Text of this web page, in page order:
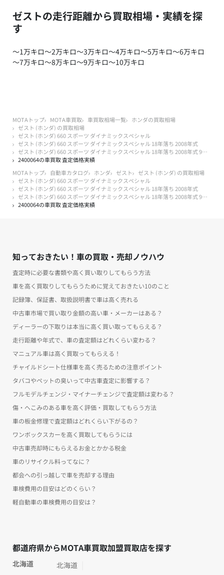
ゼストの走行距離から買取相場・実績を探
す
～1万キロ～2万キロ～3万キロ～4万キロ～5万キロ～6万キロ
～7万キロ～8万キロ～9万キロ～10万キロ
MOTAトップ MOTA車買取 車買取相場一覧
ホンダの買取相場
ゼスト (ホンダ) の買取相場
ゼスト (ホンダ) 660 スポーツ ダイナミックスペシャル
ゼスト (ホンダ) 660 スポーツ ダイナミックスペシャル 18年落ち 2008年式
ゼスト (ホンダ) 660 スポーツ ダイナミックスペシャル 18年落ち 2008年式 9万キロ以下
2400064の車買取 査定価格実績
MOTAトップ
自動車カタログ ホンダ ゼスト
ゼスト (ホンダ) の買取相場
ゼスト (ホンダ) 660 スポーツ ダイナミックスペシャル
ゼスト (ホンダ) 660 スポーツ ダイナミックスペシャル 18年落ち 2008年式
ゼスト (ホンダ) 660 スポーツ ダイナミックスペシャル 18年落ち 2008年式 9万キロ以下
2400064の車買取 査定価格実績
知っておきたい！車の買取・売却ノウハウ
査定時に必要な書類や高く買い取りしてもらう方法
車を高く買取りしてもらうために覚えておきたい10のこと
記録簿、保証書、取扱説明書で車は高く売れる
中古車市場で買い取り金額の高い車・メーカーはある？
ディーラーの下取りは本当に高く買い取ってもらえる？
走行距離や年式で、車の査定額はどれくらい変わる？
マニュアル車は高く買取ってもらえる！
チャイルドシート仕様車を高く売るための注意ポイント
タバコやペットの臭いって中古車査定に影響する？
フルモデルチェンジ・マイナーチェンジで査定額は変わる？
傷・へこみのある車を高く評価・買取してもらう方法
車の板金修理で査定額はどれくらい下がるの？
ワンボックスカーを高く買取してもらうには
中古車売却時にもらえるお金とかかる税金
車のリサイクル料ってなに？
都会への引っ越しで車を売却する理由
車検費用の目安はどのくらい？
軽自動車の車検費用の目安は？
都道府県からMOTA車買取加盟買取店を探す
北海道
北海道